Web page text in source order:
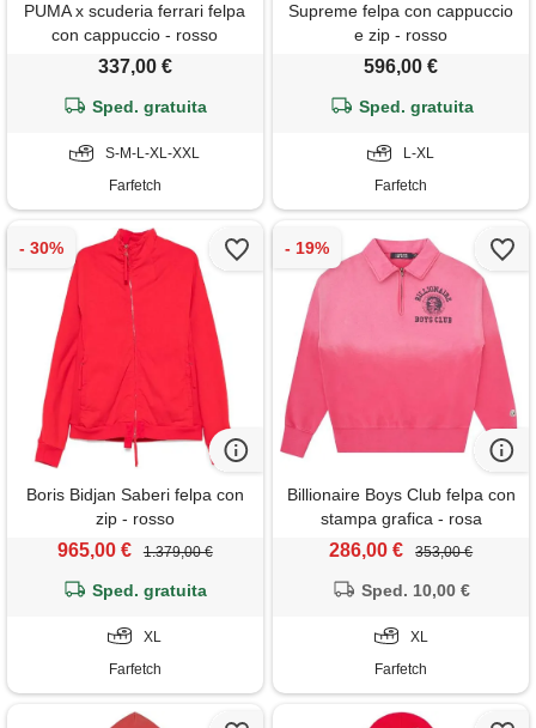
PUMA x scuderia ferrari felpa
con cappuccio - rosso
337,00 €
Sped. gratuita
S-M-L-XL-XXL
Farfetch
Supreme felpa con cappuccio
e zip - rosso
596,00 €
Sped. gratuita
L-XL
Farfetch
Boris Bidjan Saberi felpa con
zip - rosso
965,00 € 1.379,00 €
Sped. gratuita
XL
Farfetch
Billionaire Boys Club felpa con
stampa grafica - rosa
286,00 € 353,00 €
Sped. 10,00 €
XL
Farfetch